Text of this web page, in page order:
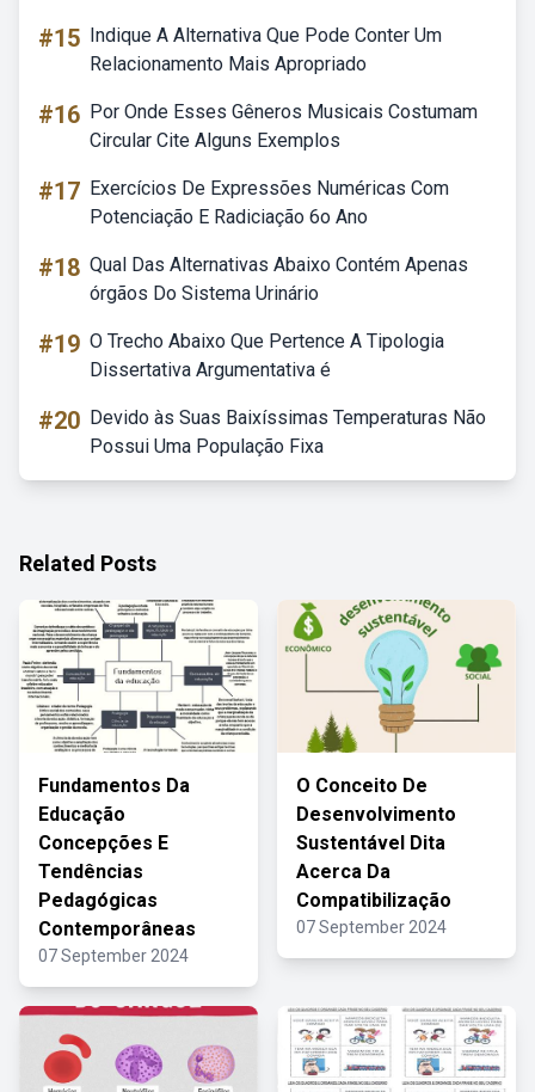
#15 Indique A Alternativa Que Pode Conter Um
Relacionamento Mais Apropriado
#16 Por Onde Esses Gêneros Musicais Costumam
Circular Cite Alguns Exemplos
#17 Exercícios De Expressões Numéricas Com
Potenciação E Radiciação 6o Ano
#18 Qual Das Alternativas Abaixo Contém Apenas
órgãos Do Sistema Urinário
#19 O Trecho Abaixo Que Pertence A Tipologia
Dissertativa Argumentativa é
#20 Devido às Suas Baixíssimas Temperaturas Não
Possui Uma População Fixa
Related Posts
Fundamentos Da
Educação
Concepções E
Tendências
Pedagógicas
Contemporâneas
07 September 2024
O Conceito De
Desenvolvimento
Sustentável Dita
Acerca Da
Compatibilização
07 September 2024